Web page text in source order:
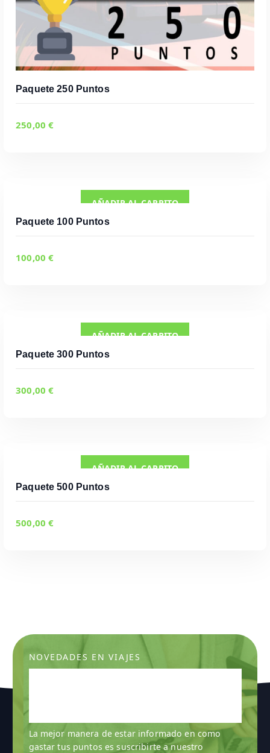
Paquete 250 Puntos
250,00€
AÑADIR AL CARRITO
Paquete 100 Puntos
100,00€
AÑADIR AL CARRITO
Paquete 300 Puntos
300,00€
AÑADIR AL CARRITO
Paquete 500 Puntos
500,00€
NOVEDADES EN VIAJES
Newsletter y estarás al día
en viajes
La mejor manera de estar informado en como
gastar tus puntos es suscribirte a nuestro